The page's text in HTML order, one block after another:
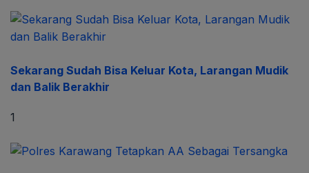
Sekarang Sudah Bisa Keluar Kota, Larangan Mudik
dan Balik Berakhir
1